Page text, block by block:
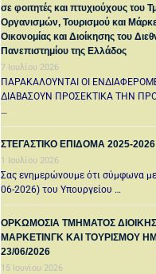
σε φοιτητές και πτυχιούχους του
Οργανισμών, Τουρισμού και
Οικονομίας και Διοίκησης του
Πανεπιστημίου της Ελλάδος
7 Ιουλίου 2026
ΠΑΡΑΚΑΛΟΥΝΤΑΙ ΟΙ
ΔΙΑΒΑΣΟΥΝ ΠΡΟΣΕΚΤΙΚΑ ΤΗΝ
…
ΣΤΕΓΑΣΤΙΚΟ ΕΠΙΔΟΜΑ 2025-2026
1 Ιουλίου 2026
Σας ενημερώνουμε ότι σύμφωνα
06-2026) του Υπουργείου …
ΟΡΚΩΜΟΣΙΑ ΤΜΗΜΑΤΟΣ
ΜΑΡΚΕΤΙΝΓΚ ΚΑΙ ΤΟΥΡΙΣΜΟΥ
23/06/2026
15 Ιουνίου 2026